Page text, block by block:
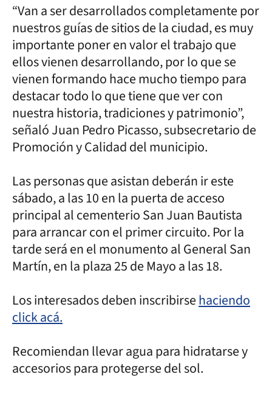
“Van a ser desarrollados completamente por
nuestros guías de sitios de la ciudad, es muy
importante poner en valor el trabajo que
ellos vienen desarrollando, por lo que se
vienen formando hace mucho tiempo para
destacar todo lo que tiene que ver con
nuestra historia, tradiciones y patrimonio”,
señaló Juan Pedro Picasso, subsecretario de
Promoción y Calidad del municipio.
Las personas que asistan deberán ir este
sábado, a las 10 en la puerta de acceso
principal al cementerio San Juan Bautista
para arrancar con el primer circuito. Por la
tarde será en el monumento al General San
Martín, en la plaza 25 de Mayo a las 18.
Los interesados deben inscribirsehaciendo
click acá.
Recomiendan llevar agua para hidratarse y
accesorios para protegerse del sol.